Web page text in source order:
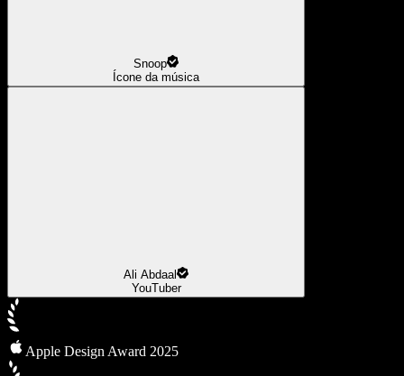
Snoop
Ícone da música
Ali Abdaal
YouTuber
Apple Design Award 2025